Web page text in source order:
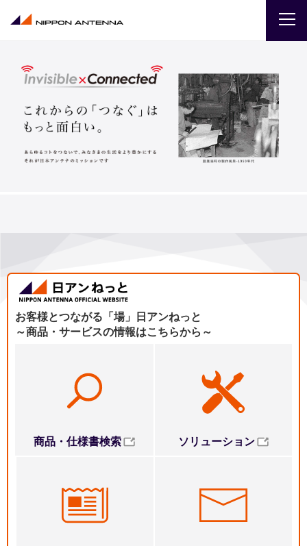
お客様とつながる「場」日アンねっと
～商品・サービスの情報はこちらから～
商品・仕様書検索 ソリューション
企業
IR
採用